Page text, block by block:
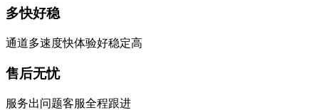
多快好稳
通道多速度快体验好稳定高
售后无忧
服务出问题客服全程跟进